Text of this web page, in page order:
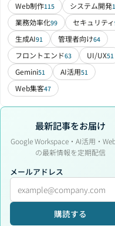
Web制作115 システム開発
業務効率化99 セキュリティ
生成AI91 管理者向け64
フロントエンド63 UI/UX51
Gemini51 AI活用51
Web集客47
最新記事をお届け
Google Workspace・AI活用・
の最新情報を定期配信
メールアドレス
購読する